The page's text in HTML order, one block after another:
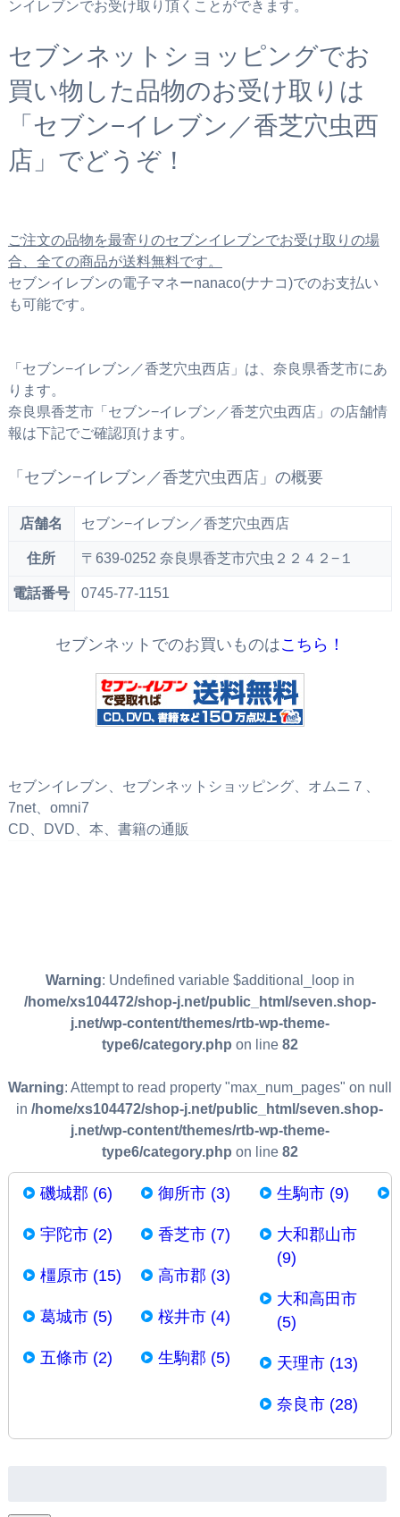
ンイレブンでお受け取り頂くことができます。
セブンネットショッピングでお
買い物した品物のお受け取りは
「セブン−イレブン／香芝穴虫西
店」でどうぞ！
ご注文の品物を最寄りのセブンイレブンでお受け取りの場
合、全ての商品が送料無料です。
セブンイレブンの電子マネーnanaco(ナナコ)でのお支払い
も可能です。
「セブン−イレブン／香芝穴虫西店」は、奈良県香芝市にあ
ります。
奈良県香芝市「セブン−イレブン／香芝穴虫西店」の店舗情
報は下記でご確認頂けます。
「セブン−イレブン／香芝穴虫西店」の概要
店舗名 セブン−イレブン／香芝穴虫西店
住所 〒639-0252 奈良県香芝市穴虫２２４２−１
電話番号 0745-77-1151
セブンネットでのお買いものはこちら！
セブンイレブン、セブンネットショッピング、オムニ７、
7net、omni7
CD、DVD、本、書籍の通販
Warning: Undefined variable $additional_loop in
/home/xs104472/shop-j.net/public_html/seven.shop-
j.net/wp-content/themes/rtb-wp-theme-
type6/category.php on line 82
Warning: Attempt to read property "max_num_pages" on null
in/home/xs104472/shop-j.net/public_html/seven.shop-
j.net/wp-content/themes/rtb-wp-theme-
type6/category.php on line 82
磯城郡 (6)
宇陀市 (2)
橿原市 (15)
葛城市 (5)
五條市 (2)
御所市 (3)
香芝市 (7)
高市郡 (3)
桜井市 (4)
生駒郡 (5)
生駒市 (9)
大和郡山市
(9)
大和高田市
(5)
天理市 (13)
奈良市 (28)